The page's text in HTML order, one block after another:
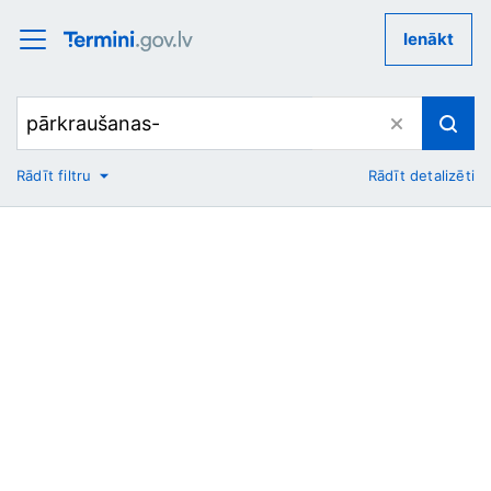
Ienākt
No
Rādīt filtru Rādīt detalizēti